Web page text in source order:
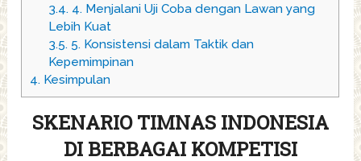
3.4.4. Menjalani Uji Coba dengan Lawan yang
Lebih Kuat
3.5.5. Konsistensi dalam Taktik dan
Kepemimpinan
4. Kesimpulan
SKENARIO TIMNAS INDONESIA
DI BERBAGAI KOMPETISI